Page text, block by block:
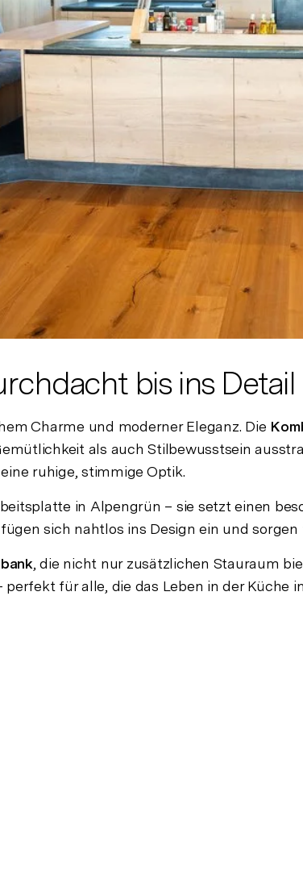
bis ins Detail
Charme und moderner Eleganz. Die
als auch Stilbewusstsein
ruhige, stimmige Optik.
in Alpengrün – sie setzt einen
fügen sich nahtlos ins Design ein und
, die nicht nur zusätzlichen Stauraum
für alle, die das Leben in der Küche